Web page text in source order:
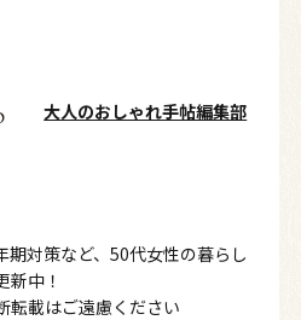
大人のおしゃれ手帖編集部
期対策など、50代女性の暮らし
新中！
載はご遠慮ください